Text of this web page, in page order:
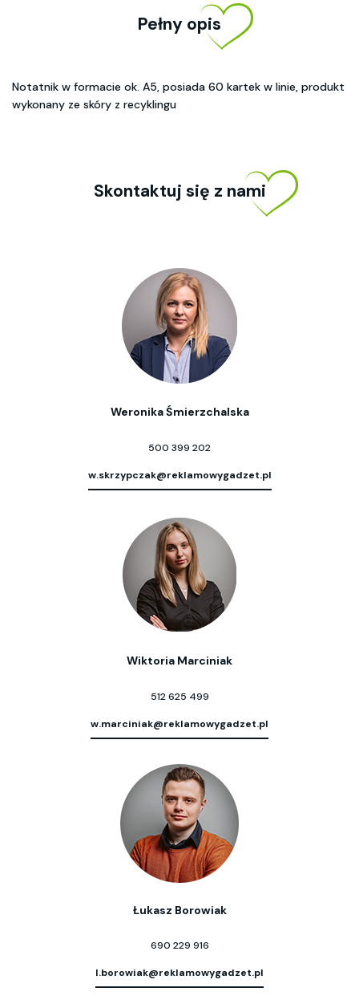
Pełny opis
Notatnik w formacie ok. A5, posiada 60 kartek w linie, produkt
wykonany ze skóry z recyklingu
Skontaktuj się z nami
Weronika Śmierzchalska
500 399 202
w.skrzypczak@reklamowygadzet.pl
Wiktoria Marciniak
512 625 499
w.marciniak@reklamowygadzet.pl
Łukasz Borowiak
690 229 916
l.borowiak@reklamowygadzet.pl